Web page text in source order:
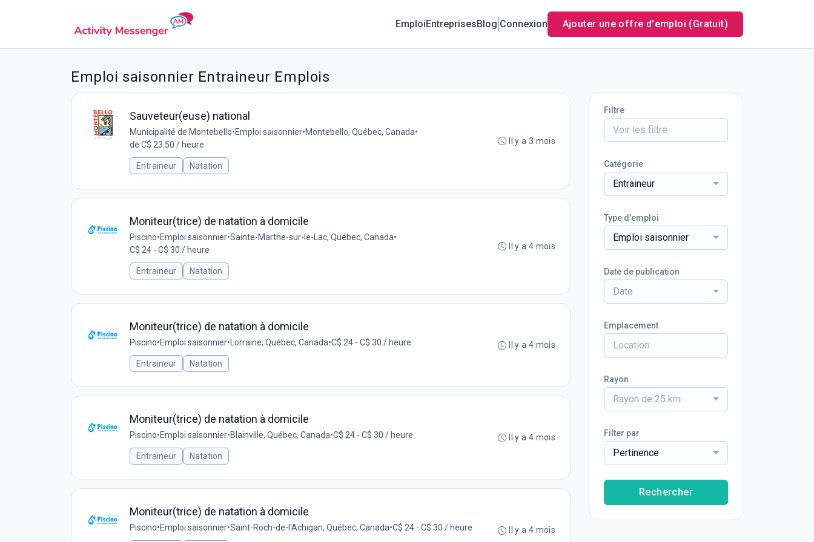
EmploiEntreprisesBlog Connexion Ajouter une offre d'emploi (Gratuit)
Emploi saisonnier Entraineur Emplois
Sauveteur(euse) national
Municipalité de Montebello•Emploi saisonnier•Montebello, Québec, Canada•
de C$ 23.50 / heure
Entraineur Natation
Il y a 3 mois
Moniteur(trice) de natation à domicile
Piscino•Emploi saisonnier•Sainte-Marthe-sur-le-Lac, Québec, Canada•
C$ 24 - C$ 30 / heure
Entraineur Natation
Il y a 4 mois
Moniteur(trice) de natation à domicile
Piscino•Emploi saisonnier• Lorraine, Québec, Canada•C$ 24 - C$ 30 / heure
Entraineur Natation
Il y a 4 mois
Moniteur(trice) de natation à domicile
Piscino•Emploi saisonnier•Blainville, Québec, Canada•C$ 24 - C$ 30 / heure
Entraineur Natation
Il y a 4 mois
Moniteur(trice) de natation à domicile
Piscino•Emploi saisonnier•Saint-Roch-de-l'Achigan, Québec, Canada•C$ 24 - C$ 30 / heure Il y a 4 mois
Filtre
Catégorie
Entraineur
Type d'emploi
Emploi saisonnier
Date de publication
Date
Emplacement
Rayon
Rayon de 25 km
Filter par
Pertinence
Rechercher